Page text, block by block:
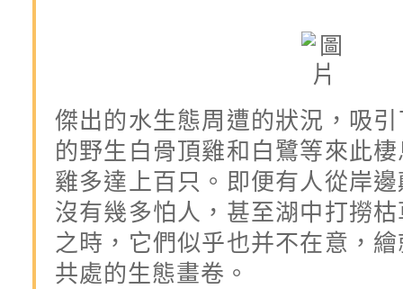
傑出的水生態周遭的狀況，吸
的野生白骨頂雞和白鷺等來此
雞多達上百只。即便有人從岸
沒有幾多怕人，甚至湖中打撈
之時，它們似乎也并不在意，
共處的生態畫卷。